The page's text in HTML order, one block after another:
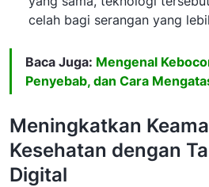
celah bagi serangan yang
Baca Juga: Mengenal
Penyebab, dan Cara
Meningkatkan
Kesehatan dengan
Digital